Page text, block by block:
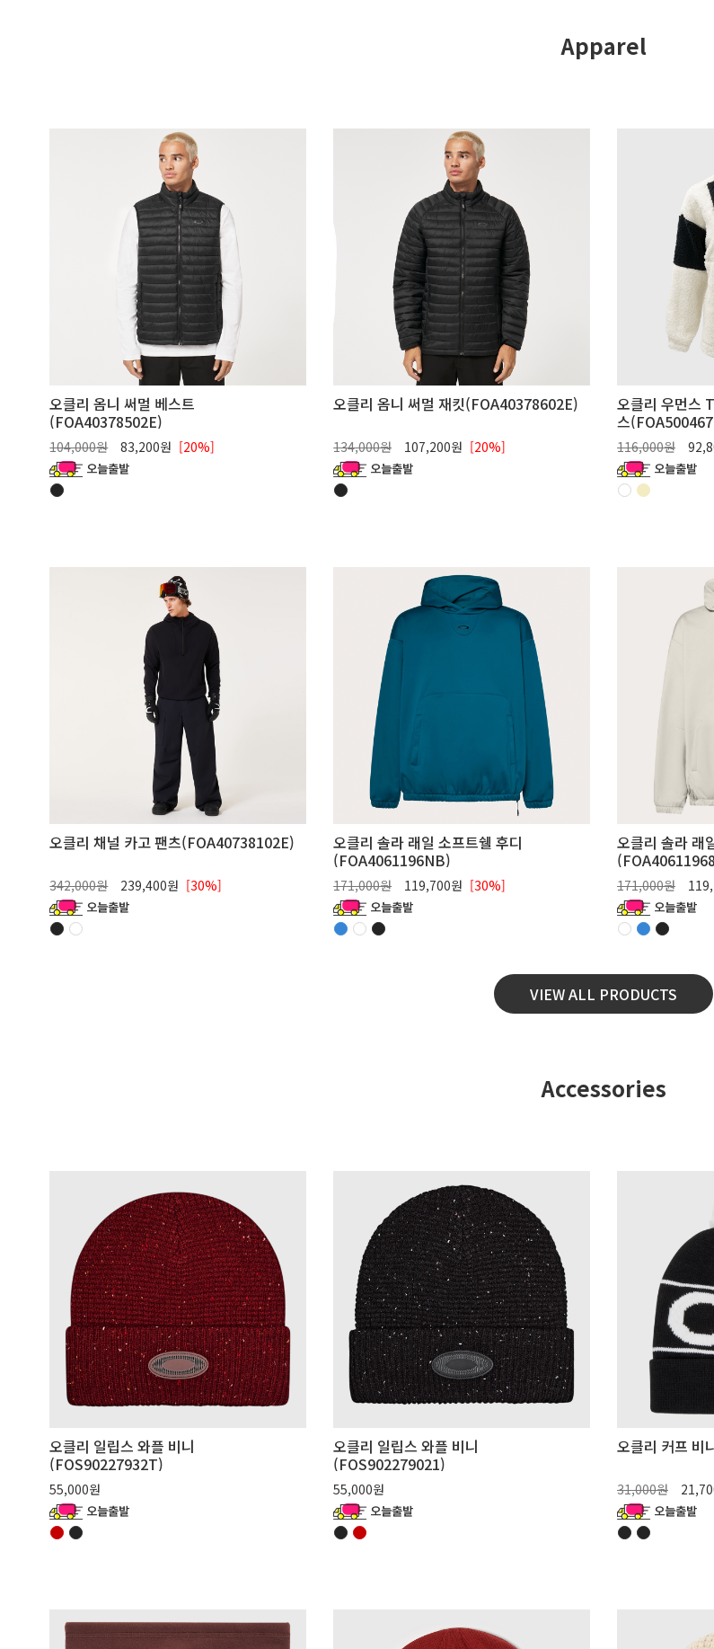
Apparel
오클리 옴니 써멀 베스트
(FOA40378502E)
104,000원 83,200원 [20%]
오클리 옴니 써멀 재킷(FOA40378602E)
134,000원 107,200원 [20%]
오클리 우먼스
스
116,000원
오클리 채널 카고 팬츠(FOA40738102E)
342,000원 239,400원 [30%]
오클리 솔라 래일 소프트쉘 후디
(FOA4061196NB)
171,000원 119,700원 [30%]
오클리 솔라 래
171,000원
VIEW ALL PRODUCTS
Accessories
오클리 일립스 와플 비니
(FOS90227932T)
55,000원
오클리 일립스 와플 비니
(FOS902279021)
55,000원
오클리 커프
31,000원